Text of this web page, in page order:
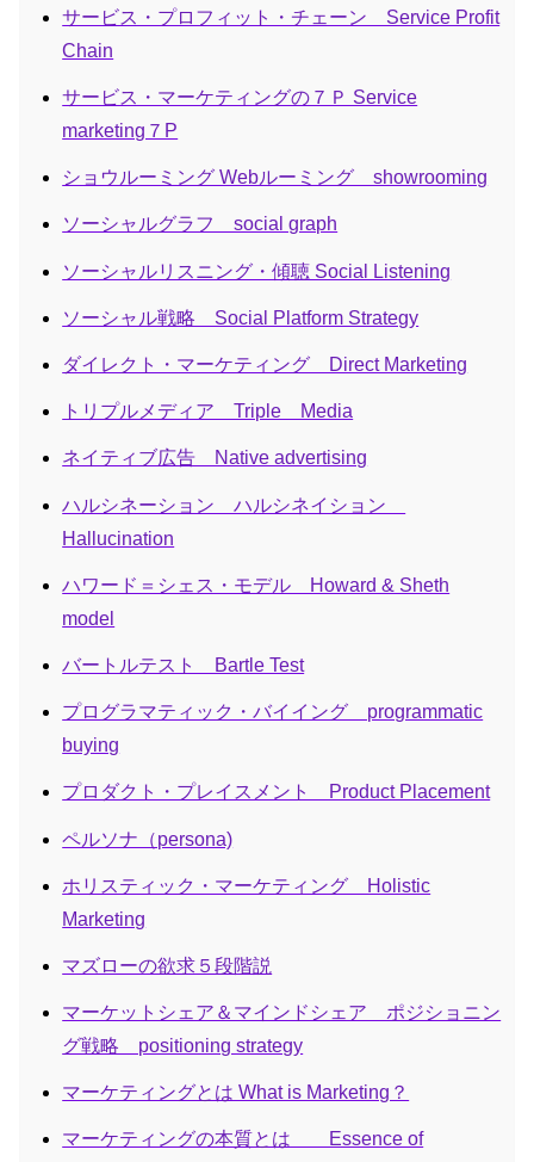
サービス・プロフィット・チェーン Service Profit
Chain
サービス・マーケティングの７Ｐ Service
marketing７P
ショウルーミング Webルーミング showrooming
ソーシャルグラフ social graph
ソーシャルリスニング・傾聴 Social Listening
ソーシャル戦略 Social Platform Strategy
ダイレクト・マーケティング Direct Marketing
トリプルメディア Triple Media
ネイティブ広告 Native advertising
ハルシネーション ハルシネイション
Hallucination
ハワード＝シェス・モデル Howard & Sheth
model
バートルテスト Bartle Test
プログラマティック・バイイング programmatic
buying
プロダクト・プレイスメント Product Placement
ペルソナ（persona)
ホリスティック・マーケティング Holistic
Marketing
マズローの欲求５段階説
マーケットシェア＆マインドシェア ポジショニン
グ戦略 positioning strategy
マーケティングとは What is Marketing？
マーケティングの本質とは Essence of